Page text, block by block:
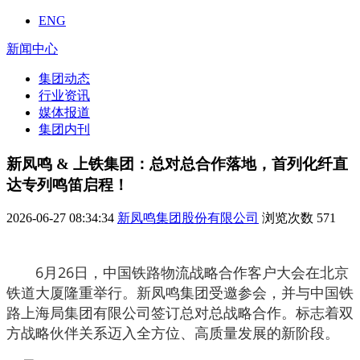
ENG
新闻中心
集团动态
行业资讯
媒体报道
集团内刊
新凤鸣 & 上铁集团：总对总合作落地，首列化纤直
达专列鸣笛启程！
2026-06-27 08:34:34 新凤鸣集团股份有限公司 浏览次数 571
6月26日，中国铁路物流战略合作客户大会在北京
铁道大厦隆重举行。新凤鸣集团受邀参会，并与中国铁
路上海局集团有限公司签订总对总战略合作。标志着双
方战略伙伴关系迈入全方位、高质量发展的新阶段。